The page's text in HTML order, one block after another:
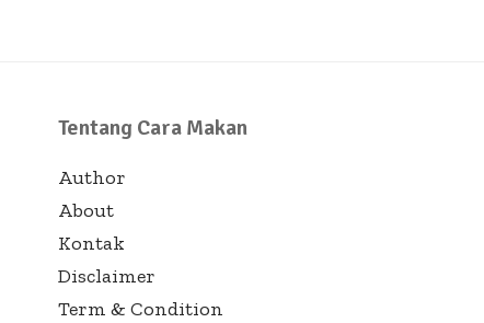
Tentang Cara Makan
Author
About
Kontak
Disclaimer
Term & Condition